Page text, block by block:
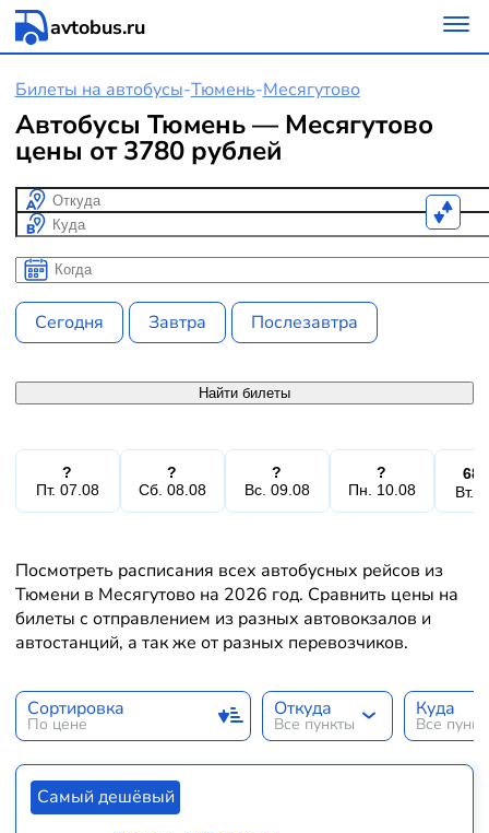
avtobus.ru
Билеты на автобусы-Тюмень-Месягутово
Автобусы Тюмень — Месягутово
цены от 3780 рублей
Откуда
Куда
Когда
Когда
Сегодня Завтра Послезавтра
Найти билеты
?
Пт. 07.08
?
Сб. 08.08
?
Вс. 09.08
?
Пн. 10.08
Вт.
Посмотреть расписания всех автобусных рейсов из
Тюмени в Месягутово на 2026 год. Сравнить цены на
билеты с отправлением из разных автовокзалов и
автостанций, а так же от разных перевозчиков.
Сортировка
По цене
Откуда
Все пункты
Куда
Все
Самый дешёвый